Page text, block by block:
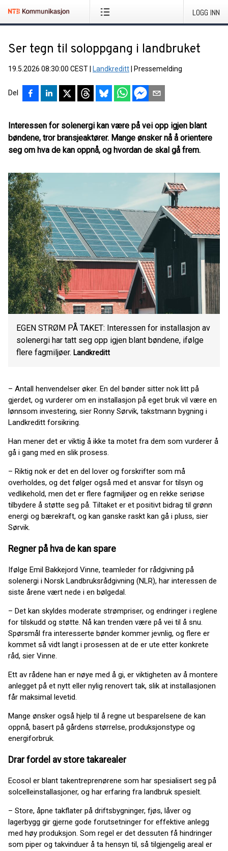
LOGG INN
Ser tegn til soloppgang i landbruket
19.5.2026 08:30:00 CEST Landkreditt Pressemelding
Del
Interessen for solenergi kan være på vei opp igjen blant
bøndene, tror bransjeaktører. Mange ønsker nå å orientere
seg om hva de kan oppnå, og hvordan de skal gå frem.
EGEN STRØM PÅ TAKET: Interessen for installasjon av
solenergi har tatt seg opp igjen blant bøndene, ifølge
flere fagmiljøer. Landkreditt
– Antall henvendelser øker. En del bønder sitter nok litt på
gjerdet, og vurderer om en installasjon på eget bruk vil være en
lønnsom investering, sier Ronny Sørvik, takstmann bygning i
Landkreditt forsikring.
Han mener det er viktig å ikke ta motet fra dem som vurderer å
gå i gang med en slik prosess.
– Riktig nok er det en del lover og forskrifter som må
overholdes, og det følger også med et ansvar for tilsyn og
vedlikehold, men det er flere fagmiljøer og en rekke seriøse
tilbydere å støtte seg på. Tiltaket er et positivt bidrag til grønn
energi og bærekraft, og kan ganske raskt kan gå i pluss, sier
Sørvik.
Regner på hva de kan spare
Ifølge Emil Bakkejord Vinne, teamleder for rådgivning på
solenergi i Norsk Landbruksrådgivning (NLR), har interessen de
siste årene vært nede i en bølgedal.
– Det kan skyldes moderate strømpriser, og endringer i reglene
for tilskudd og støtte. Nå kan trenden være på vei til å snu.
Spørsmål fra interesserte bønder kommer jevnlig, og flere er
kommet så vidt langt i prosessen at de er ute etter konkrete
råd, sier Vinne.
Ett av rådene han er nøye med å gi, er viktigheten av å montere
anlegget på et nytt eller nylig renovert tak, slik at installasjonen
får maksimal levetid.
Mange ønsker også hjelp til å regne ut besparelsene de kan
oppnå, basert på gårdens størrelse, produksjonstype og
energiforbruk.
Drar fordel av store takarealer
Ecosol er blant takentreprenørene som har spesialisert seg på
solcelleinstallasjoner, og har erfaring fra landbruk spesielt.
– Store, åpne takflater på driftsbygninger, fjøs, låver og
lagerbygg gir gjerne gode forutsetninger for effektive anlegg
med høy produksjon. Som regel er det dessuten få hindringer
som piper og takvinduer å ta hensyn til, så tilgjengelig areal er